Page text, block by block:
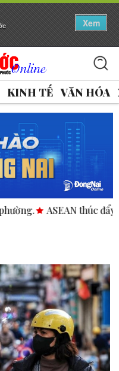
Xem
KINH TẾ VĂN HÓA
đẳng giới trong kinh